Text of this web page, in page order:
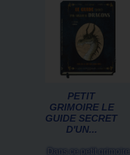
PETIT
GRIMOIRE LE
GUIDE SECRET
D'UN...
Dans ce petit grimoire